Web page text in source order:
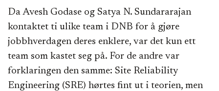
Da Avesh Godase og Satya N. Sundararajan
kontaktet ti ulike team i DNB for å gjøre
jobbhverdagen deres enklere, var det kun ett
team som kastet seg på. For de andre var
forklaringen den samme: Site Reliability
Engineering (SRE) hørtes fint ut i teorien, men